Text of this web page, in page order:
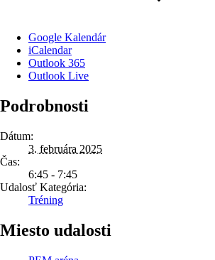
Google Kalendár
iCalendar
Outlook 365
Outlook Live
Podrobnosti
Dátum:
3. februára 2025
Čas:
6:45 - 7:45
Udalosť Kategória:
Tréning
Miesto udalosti